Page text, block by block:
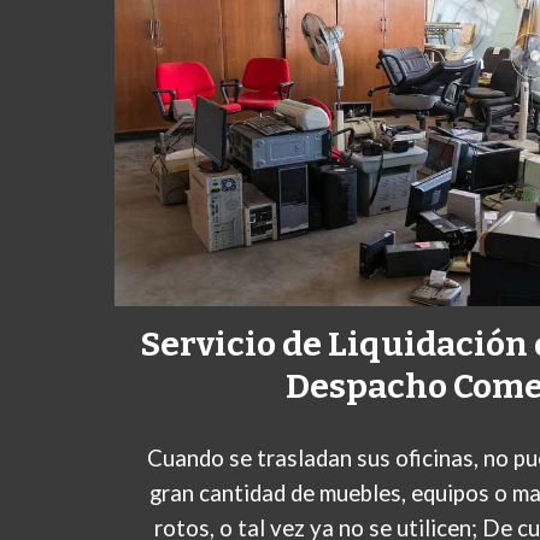
Servicio de Liquidación
Despacho
Cuando se trasladan sus oficinas, no
gran cantidad de muebles, equipos o
rotos, o tal vez ya no se utilicen; De